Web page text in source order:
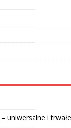
uniwersalne i trwałe